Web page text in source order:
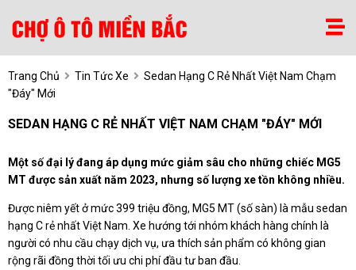
Trang Chủ Tin Tức Xe
Sedan Hạng C Rẻ Nhất Việt Nam Chạm
"đáy" Mới
SEDAN HẠNG C RẺ NHẤT VIỆT NAM CHẠM "ĐÁY" MỚI
Một số đại lý đang áp dụng mức giảm sâu cho những chiếc MG5
MT được sản xuất năm 2023, nhưng số lượng xe tồn không nhiều.
Được niêm yết ở mức 399 triệu đồng, MG5 MT (số sàn) là mẫu sedan
hạng C rẻ nhất Việt Nam. Xe hướng tới nhóm khách hàng chính là
người có nhu cầu chạy dịch vụ, ưa thích sản phẩm có không gian
rộng rãi đồng thời tối ưu chi phí đầu tư ban đầu.